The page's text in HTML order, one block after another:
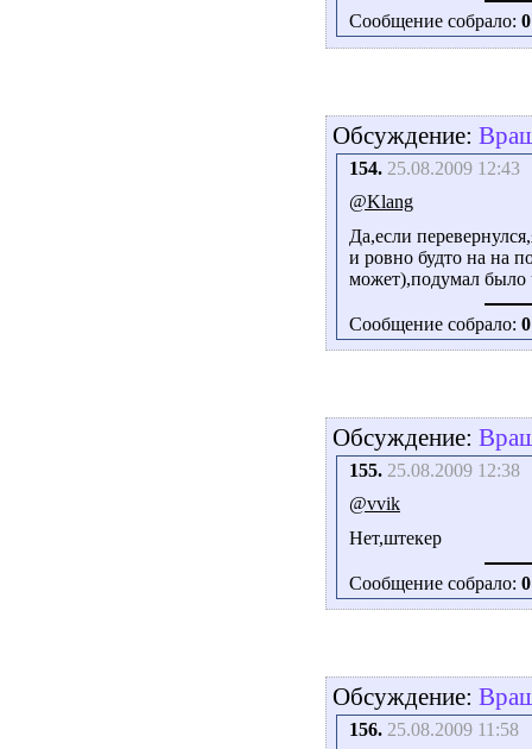
Сообщение собрало: 0
Обсуждение:
154. 25.08.2009 12:43
@Klang
Да,если
и ровно будто на на
может),подумал было
Сообщение собрало: 0
Обсуждение:
155. 25.08.2009 12:38
@vvik
Нет,штекер
Сообщение собрало: 0
Обсуждение:
156. 25.08.2009 11:58